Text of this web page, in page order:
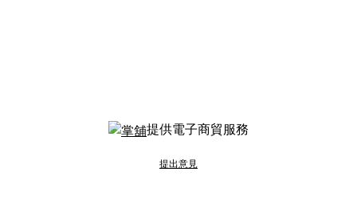
提供電子商貿服務
提出意見